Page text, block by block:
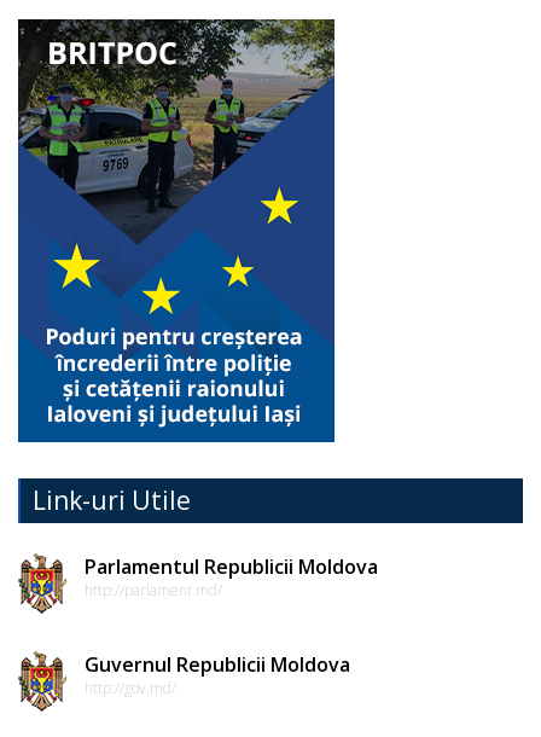
Link-uri Utile
Parlamentul Republicii Moldova
http://parlament.md/
Guvernul Republicii Moldova
http://gov.md/